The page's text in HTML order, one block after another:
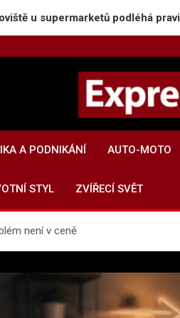
podléhá pravidlům
Expres24.cz
Rychlé zprávy po celý den
A PODNIKÁNÍ AUTO-MOTO
STYL ZVÍŘECÍ SVĚT
není v ceně